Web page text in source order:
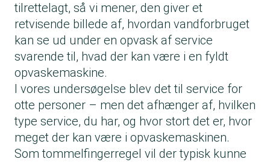
tilrettelagt, så vi mener, den giver et
retvisende billede af, hvordan vandforbruget
kan se ud under en opvask af service
svarende til, hvad der kan være i en fyldt
opvaskemaskine.
I vores undersøgelse blev det til service for
otte personer – men det afhænger af, hvilken
type service, du har, og hvor stort det er, hvor
meget der kan være i opvaskemaskinen.
Som tommelfingerregel vil der typisk kunne